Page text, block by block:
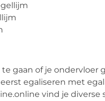
gaan of je ondervloer
egaliseren met
vind je diverse